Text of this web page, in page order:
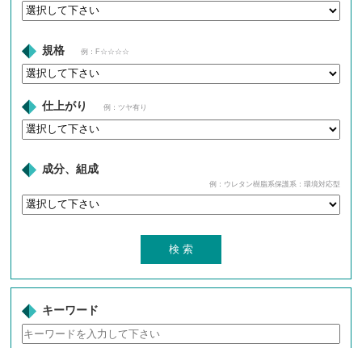
規格 例：F☆☆☆☆
仕上がり 例：ツヤ有り
成分、組成
例：ウレタン樹脂系保護系：環境対応型
キーワード